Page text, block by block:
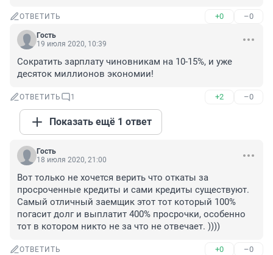
ОТВЕТИТЬ +0 –0
Гость
19 июля 2020, 10:39
Сократить зарплату чиновникам на 10-15%, и уже
десяток миллионов экономии!
ОТВЕТИТЬ 1 +2 –0
Показать ещё 1 ответ
Гость
18 июля 2020, 21:00
Вот только не хочется верить что откаты за
просроченные кредиты и сами кредиты существуют.
Самый отличный заемщик этот тот который 100%
погасит долг и выплатит 400% просрочки, особенно
тот в котором никто не за что не отвечает. ))))
ОТВЕТИТЬ +0 –0